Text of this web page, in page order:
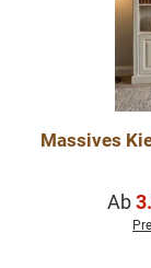
Massives
Ab